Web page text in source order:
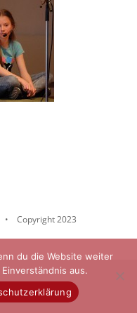
• Copyright 2023
du die Website weiter
aus.